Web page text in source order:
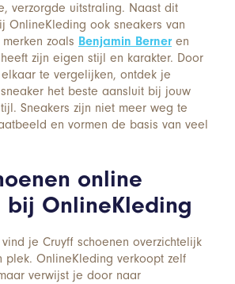
verzorgde uitstraling. Naast dit
OnlineKleding ook sneakers van
zoals Benjamin Berner en
heeft zijn eigen stijl en karakter. Door
te vergelijken, ontdek je
het beste aansluit bij jouw
Sneakers zijn niet meer weg te
en vormen de basis van veel
online
bij OnlineKleding
je Cruyff schoenen overzichtelijk
plek. OnlineKleding verkoopt zelf
verwijst je door naar